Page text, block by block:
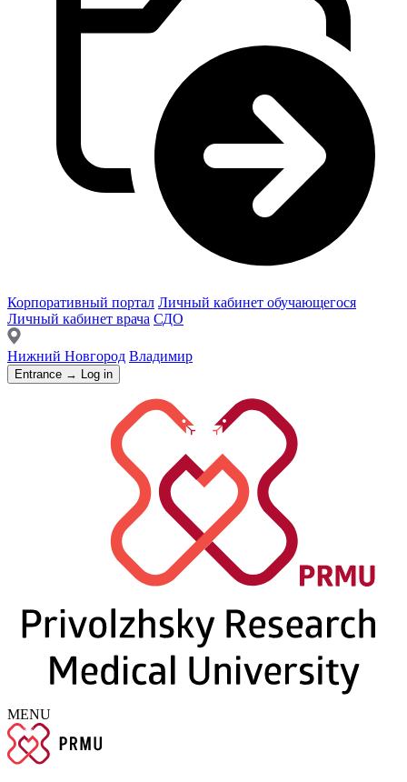
Корпоративный портал Личный кабинет обучающегося
Личный кабинет врача СДО
Нижний Новгород Владимир
Entrance → Log in
MENU